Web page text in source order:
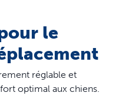
le
réglable et
optimal aux chiens.